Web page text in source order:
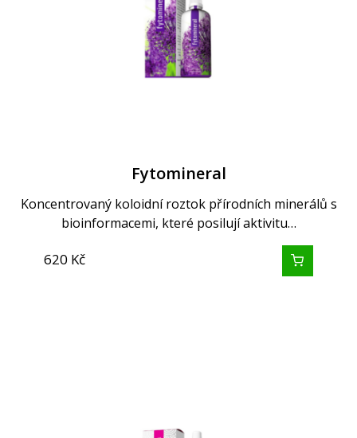
Fytomineral
Koncentrovaný koloidní roztok přírodních minerálů s
bioinformacemi, které posilují aktivitu…
620 Kč